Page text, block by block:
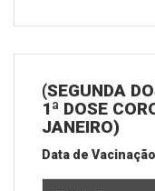
(SEGUNDA
1ª DOSE
JANEIRO)
Data de